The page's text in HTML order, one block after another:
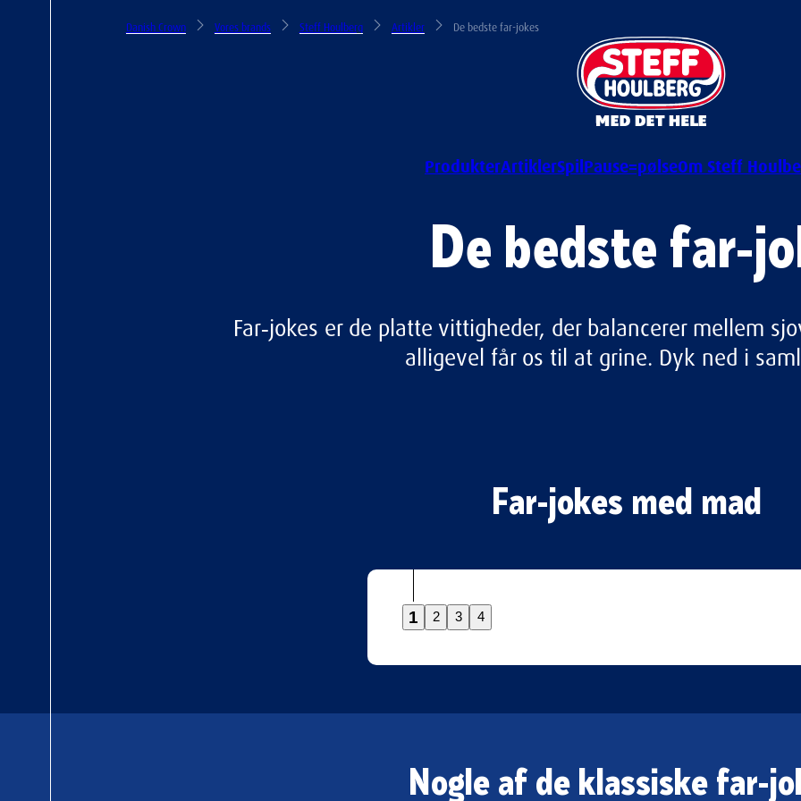
Danish Crown Vores brands Steff Houlberg Artikler De bedste far-jokes
ProdukterArtiklerSpilPause=pølseOm Steff
De bedste far-
Far‑jokes er de platte vittigheder, der balancerer mellem
alligevel får os til at grine. Dyk ned i
Far-jokes med mad
1 2 3 4
Nogle af de klassiske far-